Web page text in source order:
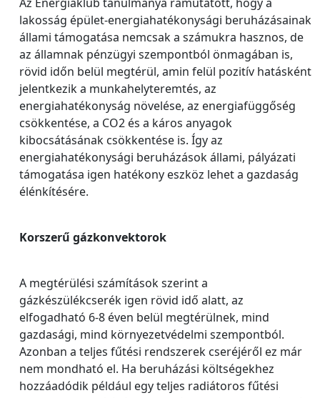
lakosság épület-energiahatékonysági beruházásainak
állami támogatása nemcsak a számukra hasznos, de
az államnak pénzügyi szempontból önmagában is,
rövid időn belül megtérül, amin felül pozitív hatásként
jelentkezik a munkahelyteremtés, az
energiahatékonyság növelése, az energiafüggőség
csökkentése, a CO2 és a káros anyagok
kibocsátásának csökkentése is. Így az
energiahatékonysági beruházások állami, pályázati
támogatása igen hatékony eszköz lehet a gazdaság
élénkítésére.
Korszerű gázkonvektorok
A megtérülési számítások szerint a
gázkészülékcserék igen rövid idő alatt, az
elfogadható 6-8 éven belül megtérülnek, mind
gazdasági, mind környezetvédelmi szempontból.
Azonban a teljes fűtési rendszerek cseréjéről ez már
nem mondható el. Ha beruházási költségekhez
hozzáadódik például egy teljes radiátoros fűtési